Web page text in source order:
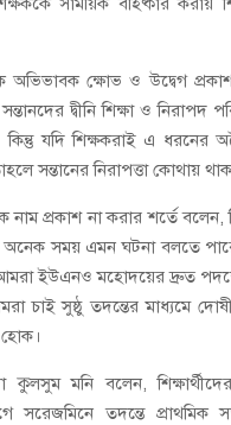
অভিভাবক ক্ষোভ ও উদ্বেগ
দ্বীনি শিক্ষা ও নিরাপদ
কিন্তু যদি শিক্ষকরাই এ ধরনের
সন্তানের নিরাপত্তা কোথায়
প্রকাশ না করার শর্তে বলেন,
সময় এমন ঘটনা বলতে
ইউএনও মহোদয়ের দ্রুত
চাই সুষ্ঠু তদন্তের মাধ্যমে
হোক।
কুলসুম মনি বলেন,
সরেজমিনে তদন্তে প্রাথমিক